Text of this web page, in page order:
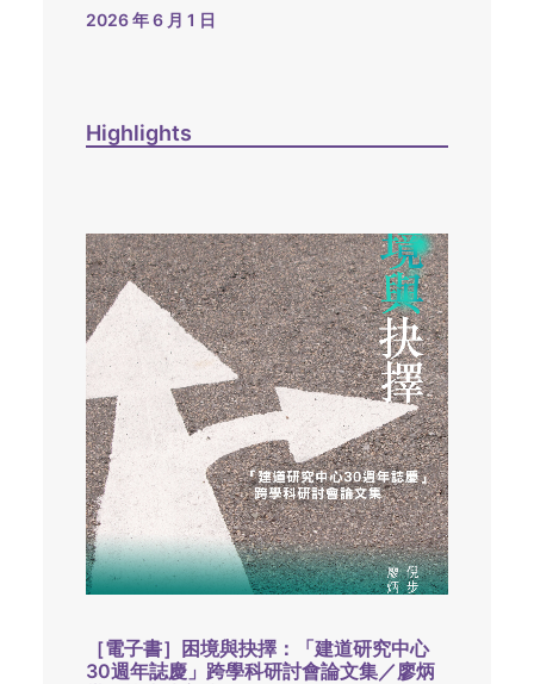
2026 年 6 月 1 日
Highlights
［電子書］困境與抉擇：「建道研究中心
30週年誌慶」跨學科研討會論文集／廖炳